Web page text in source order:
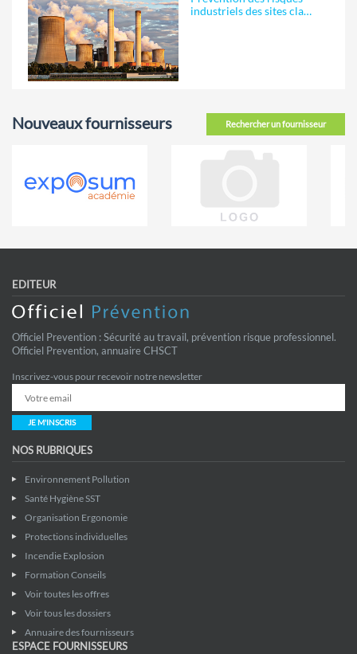
industriels des sites cla…
Rechercher un fournisseur
Nouveaux fournisseurs
EDITEUR
Officiel Prevention : Sécurité au travail, prévention risque professionnel.
Officiel Prevention, annuaire CHSCT
Inscrivez-vous pour recevoir notre newsletter
JE M'INSCRIS
NOS RUBRIQUES
Environnement Pollution
Santé Hygiène SST
Organisation Ergonomie
Protections individuelles
Incendie Explosion
Formation Conseils
Voir toutes les offres
Voir tous les dossiers
Annuaire des fournisseurs
ESPACE FOURNISSEURS